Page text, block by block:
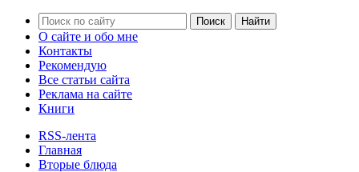
О сайте и обо мне
Контакты
Рекомендую
Все статьи сайта
Реклама на сайте
Книги
RSS-лента
Главная
Вторые блюда